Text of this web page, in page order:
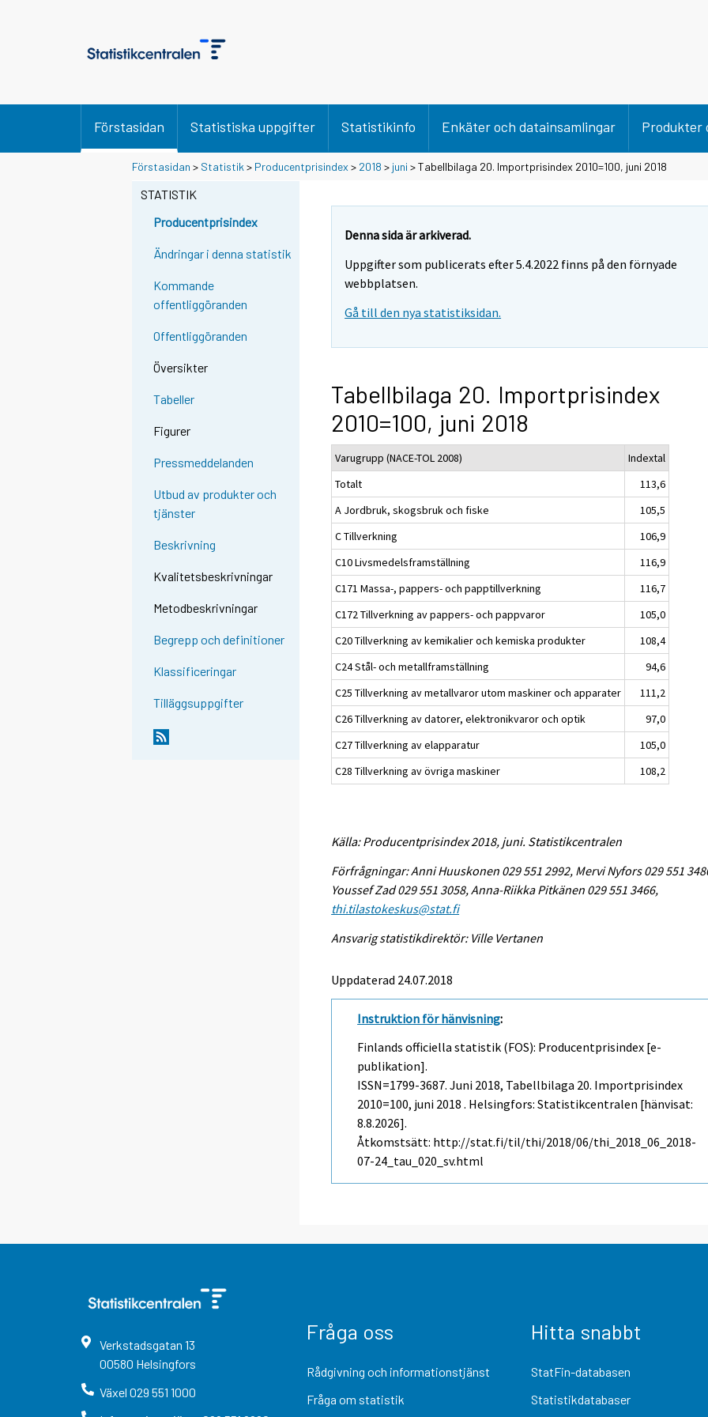
Förstasidan Statistiska uppgifter Statistikinfo Enkäter och datainsamlingar Produkter
Förstasidan > Statistik > Producentprisindex > 2018 > juni > Tabellbilaga 20. Importprisindex 2010=100, juni 2018
STATISTIK
Producentprisindex
Ändringar i denna statistik
Kommande
offentliggöranden
Offentliggöranden
Översikter
Tabeller
Figurer
Pressmeddelanden
Utbud av produkter och
tjänster
Beskrivning
Kvalitetsbeskrivningar
Metodbeskrivningar
Begrepp och definitioner
Klassificeringar
Tilläggsuppgifter
Denna sida är arkiverad.
Uppgifter som publicerats efter 5.4.2022 finns på den förnyade
webbplatsen.
Gå till den nya statistiksidan.
Tabellbilaga 20. Importprisindex
2010=100, juni 2018
Varugrupp (NACE-TOL 2008)
Indextal
Totalt
113,6
A Jordbruk, skogsbruk och fiske
105,5
C Tillverkning
106,9
C10 Livsmedelsframställning
116,9
C171 Massa-, pappers- och papptillverkning
116,7
C172 Tillverkning av pappers- och pappvaror
105,0
C20 Tillverkning av kemikalier och kemiska produkter
108,4
C24 Stål- och metallframställning
94,6
C25 Tillverkning av metallvaror utom maskiner och apparater
111,2
C26 Tillverkning av datorer, elektronikvaror och optik
97,0
C27 Tillverkning av elapparatur
105,0
C28 Tillverkning av övriga maskiner
108,2
Källa: Producentprisindex 2018, juni. Statistikcentralen
Förfrågningar: Anni Huuskonen 029 551 2992, Mervi Nyfors 029 551
Youssef Zad 029 551 3058, Anna-Riikka Pitkänen 029 551 3466,
thi.tilastokeskus@stat.fi
Ansvarig statistikdirektör: Ville Vertanen
Uppdaterad 24.07.2018
Instruktion för hänvisning:
Finlands officiella statistik (FOS): Producentprisindex [e-
publikation].
ISSN=1799-3687.Juni 2018, Tabellbilaga 20. Importprisindex
2010=100, juni 2018 . Helsingfors: Statistikcentralen [hänvisat:
8.8.2026].
Åtkomstsätt: http://stat.fi/til/thi/2018/06/thi_2018_06_2018-
07-24_tau_020_sv.html
Verkstadsgatan 13
00580 Helsingfors
Växel 029 551 1000
Fråga oss
Rådgivning och informationstjänst
Fråga om statistik
Hitta snabbt
StatFin-databasen
Statistikdatabaser